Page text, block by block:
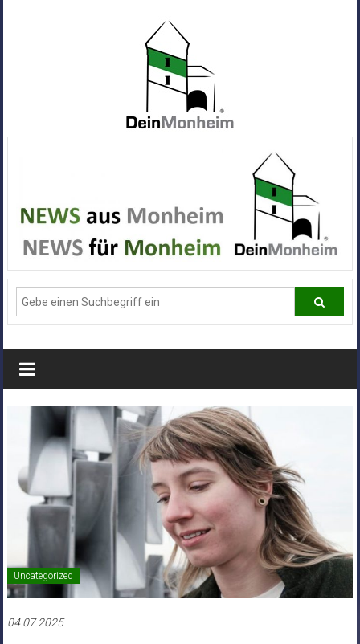
Alle
News
aus
Deiner
Stadt
Monheim
Uncategorized
04.07.2025